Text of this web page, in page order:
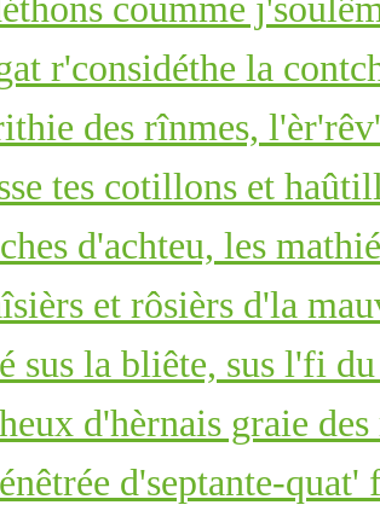
coumme
r'considéthe la
des rînmes,
tes cotillons et
d'achteu, les
et rôsièrs d'la
sus la bliête, sus l'fi
d'hèrnais graie des
d'septante-quat'